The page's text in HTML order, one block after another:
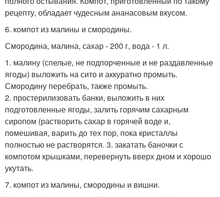
рецепту, обладает чудесным ананасовым вкусом.
6. компот из малины и смородины.
Смородина, малина, сахар - 200 г, вода - 1 л.
1. малину (спелые, не подпорченные и не раздавленные
ягоды) выложить на сито и аккуратно промыть.
Смородину перебрать, также промыть.
2. простерилизовать банки, выложить в них
подготовленные ягоды, залить горячим сахарным
сиропом (растворить сахар в горячей воде и,
помешивая, варить до тех пор, пока кристаллы
полностью не растворятся. 3. закатать баночки с
компотом крышками, перевернуть вверх дном и хорошо
укутать.
7. компот из малины, смородины и вишни.